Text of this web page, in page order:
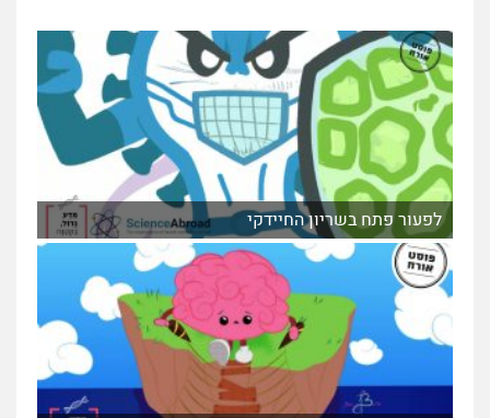
לפעור פתח בשריון החיידקי